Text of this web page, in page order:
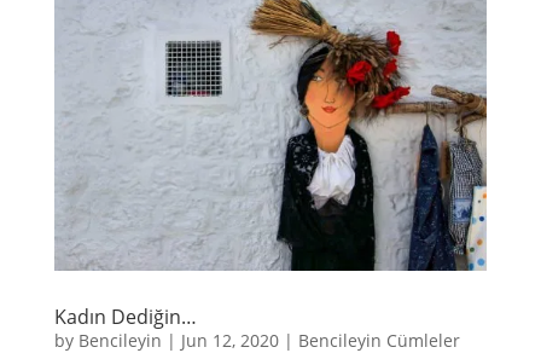
Kadın Dediğin…
by Bencileyin | Jun 12, 2020| Bencileyin Cümleler